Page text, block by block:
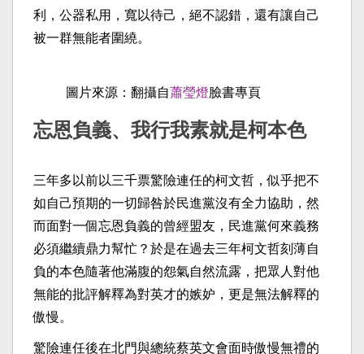
利，公器私用，寬以待己，絕不認錯，還有讓自己
被一群無能者圍繞。
圖片來源：翻攝自蕭瑩燈臉書專頁
忘恩負義、我行我素就是柯本色
三年多以前以三千票驚險連任的柯文哲，似乎把不
如自己預期的一切歸咎於民進黨沒有全力協助，然
而面對一個忘恩負義的曾經盟友，民進黨何來義務
必須繼續鼎力幫忙？於是在過去三年柯文哲刻薄自
負的本色隨著他滿腹的怨氣自然流露，把眾人對他
無能的批評解釋為對英才的嫉妒，更是無法解釋的
傲慢。
驚險連任後在北門與總統蔡英文會面時傲慢無禮的